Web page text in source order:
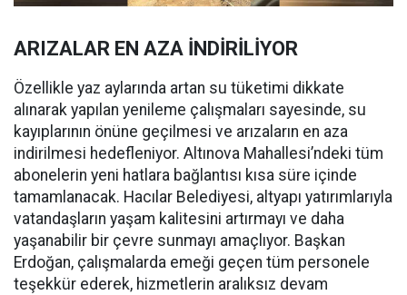
ARIZALAR EN AZA İNDİRİLİYOR
Özellikle yaz aylarında artan su tüketimi dikkate
alınarak yapılan yenileme çalışmaları sayesinde, su
kayıplarının önüne geçilmesi ve arızaların en aza
indirilmesi hedefleniyor. Altınova Mahallesi’ndeki tüm
abonelerin yeni hatlara bağlantısı kısa süre içinde
tamamlanacak. Hacılar Belediyesi, altyapı yatırımlarıyla
vatandaşların yaşam kalitesini artırmayı ve daha
yaşanabilir bir çevre sunmayı amaçlıyor. Başkan
Erdoğan, çalışmalarda emeği geçen tüm personele
teşekkür ederek, hizmetlerin aralıksız devam